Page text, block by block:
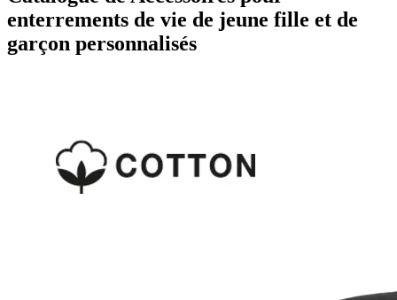
enterrements de vie de jeune fille et de
garçon personnalisés